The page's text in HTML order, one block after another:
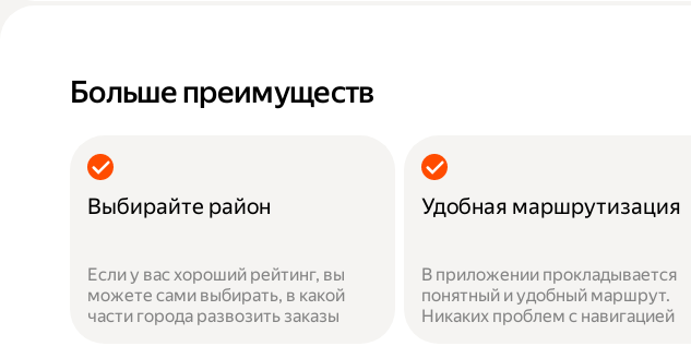
Больше преимуществ
Выбирайте район
Если у вас хороший рейтинг, вы
можете сами выбирать, в какой
части города развозить заказы
Удобная маршрутизация
В приложении прокладывается
понятный и удобный маршрут.
Никаких проблем с навигацией